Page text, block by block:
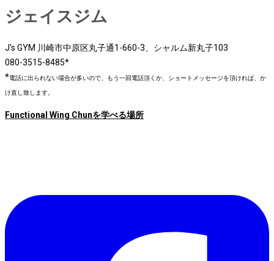
ジェイスジム
J's GYM 川崎市中原区丸子通1-660-3、シャルム新丸子103
080-3515-8485*
*電話に出られない場合が多いので、もう一回電話頂くか、ショートメッセージを頂ければ、か
け直し致します。
Functional Wing Chunを学べる場所